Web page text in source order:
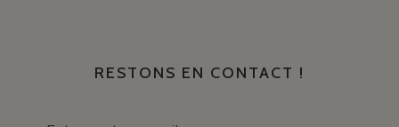
RESTONS EN CONTACT !